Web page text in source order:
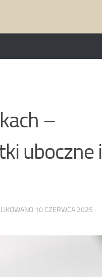
–
uboczne i
10 CZERWCA 2025 ·